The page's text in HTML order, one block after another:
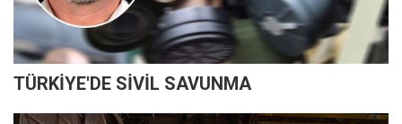
TÜRKİYE'DE SİVİL SAVUNMA